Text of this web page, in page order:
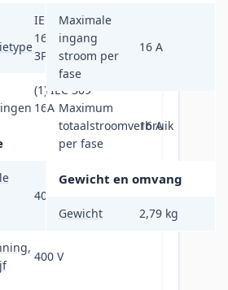
IEC 309
16A
3P+N+PE
(1) IEC 309
16A
400 V
400 V
Maximale
ingang
stroom per
fase
16 A
Maximum
totaalstroomverbruik
per fase
16 A
Gewicht en omvang
Gewicht 2,79 kg